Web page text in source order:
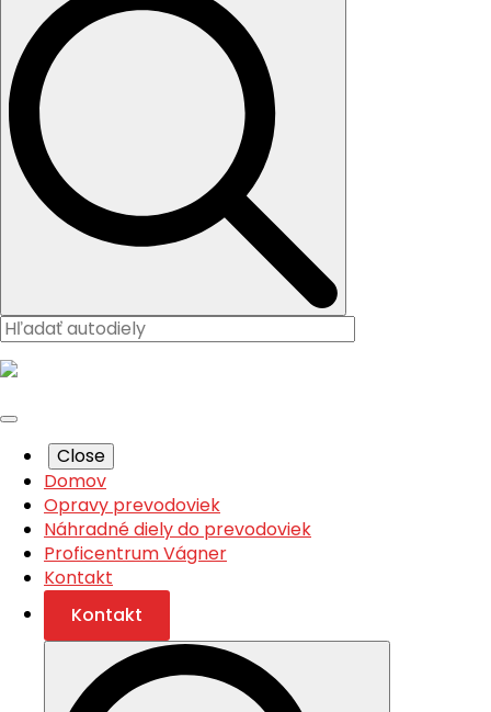
Close
Domov
Opravy prevodoviek
Náhradné diely do prevodoviek
Proficentrum Vágner
Kontakt
Kontakt
Search